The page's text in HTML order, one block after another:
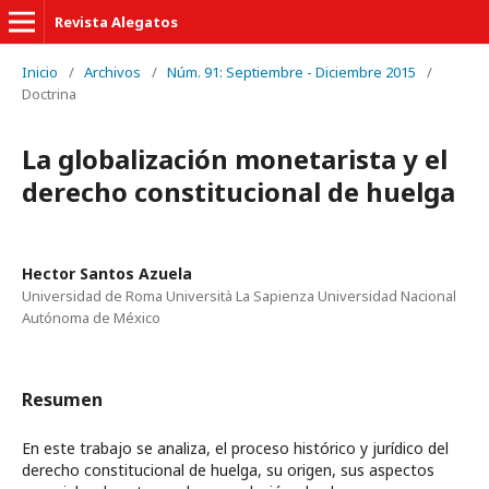
Revista Alegatos
Inicio / Archivos / Núm. 91: Septiembre - Diciembre 2015
/
Doctrina
La globalización monetarista y el
derecho constitucional de huelga
Hector Santos Azuela
Universidad de Roma Università La Sapienza Universidad Nacional
Autónoma de México
Resumen
En este trabajo se analiza, el proceso histórico y jurídico del
derecho constitucional de huelga, su origen, sus aspectos